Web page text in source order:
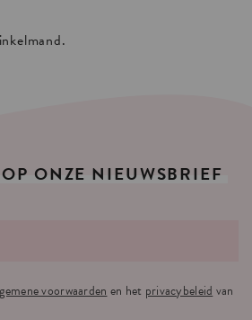
OP ONZE NIEUWSBRIEF
voorwaarden en het privacybeleid van